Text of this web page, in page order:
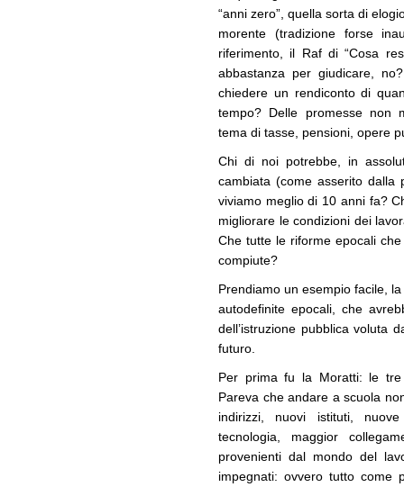
“anni zero”, quella sorta di
morente (tradizione forse
riferimento, il Raf di “Cosa
abbastanza per giudicare,
chiedere un rendiconto di
tempo? Delle promesse non
tema di tasse, pensioni, opere
Chi di noi potrebbe, in
cambiata (come asserito dalla
viviamo meglio di 10 anni fa?
migliorare le condizioni dei
Che tutte le riforme epocali
compiute?
Prendiamo un esempio facile,
autodefinite epocali, che
dell’istruzione pubblica voluta
futuro.
Per prima fu la Moratti: le tre
Pareva che andare a scuola
indirizzi, nuovi istituti,
tecnologia, maggior
provenienti dal mondo del
impegnati: ovvero tutto come